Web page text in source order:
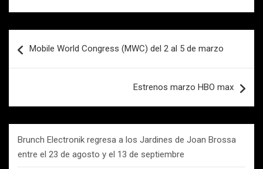
de
Mobile World Congress (MWC) del 2 al 5 de marzo
Estrenos marzo HBO max
Brunch Electronik regresa a los Jardines de Joan Brossa
entre el 23 de agosto y el 13 de septiembre